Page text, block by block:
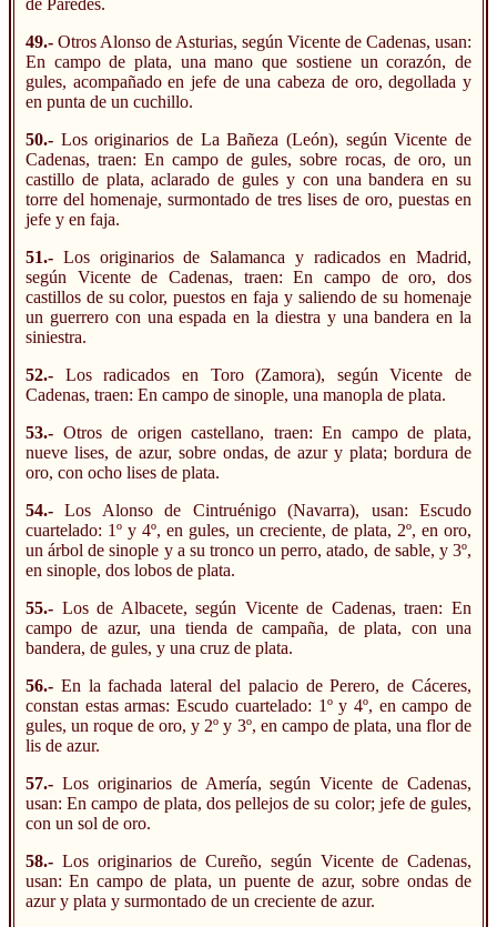
49.- Otros Alonso de Asturias, según Vicente de Cadenas, usan:
En campo de plata, una mano que sostiene un corazón, de
gules, acompañado en jefe de una cabeza de oro, degollada y
en punta de un cuchillo.
50.- Los originarios de La Bañeza (León), según Vicente de
Cadenas, traen: En campo de gules, sobre rocas, de oro, un
castillo de plata, aclarado de gules y con una bandera en su
torre del homenaje, surmontado de tres lises de oro, puestas en
jefe y en faja.
51.- Los originarios de Salamanca y radicados en Madrid,
según Vicente de Cadenas, traen: En campo de oro, dos
castillos de su color, puestos en faja y saliendo de su homenaje
un guerrero con una espada en la diestra y una bandera en la
siniestra.
52.- Los radicados en Toro (Zamora), según Vicente de
Cadenas, traen: En campo de sinople, una manopla de plata.
53.- Otros de origen castellano, traen: En campo de plata,
nueve lises, de azur, sobre ondas, de azur y plata; bordura de
oro, con ocho lises de plata.
54.- Los Alonso de Cintruénigo (Navarra), usan: Escudo
cuartelado: 1º y 4º, en gules, un creciente, de plata, 2º, en oro,
un árbol de sinople y a su tronco un perro, atado, de sable, y 3º,
en sinople, dos lobos de plata.
55.- Los de Albacete, según Vicente de Cadenas, traen: En
campo de azur, una tienda de campaña, de plata, con una
bandera, de gules, y una cruz de plata.
56.- En la fachada lateral del palacio de Perero, de Cáceres,
constan estas armas: Escudo cuartelado: 1º y 4º, en campo de
gules, un roque de oro, y 2º y 3º, en campo de plata, una flor de
lis de azur.
57.- Los originarios de Amería, según Vicente de Cadenas,
usan: En campo de plata, dos pellejos de su color; jefe de gules,
con un sol de oro.
58.- Los originarios de Cureño, según Vicente de Cadenas,
usan: En campo de plata, un puente de azur, sobre ondas de
azur y plata y surmontado de un creciente de azur.